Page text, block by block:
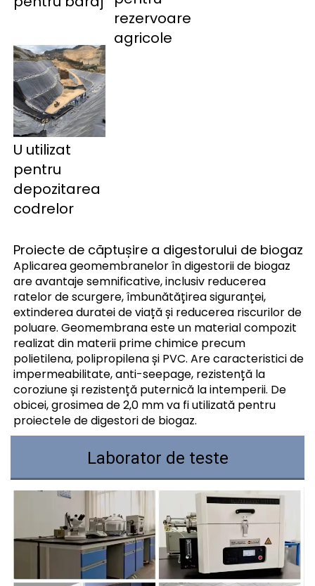
rezervoare
agricole
U utilizat
pentru
depozitarea
codrelor
Proiecte de căptușire a digestorului de biogaz
Aplicarea geomembranelor în digestorii de biogaz
are avantaje semnificative, inclusiv reducerea
ratelor de scurgere, îmbunătățirea siguranței,
extinderea duratei de viață și reducerea riscurilor de
poluare. Geomembrana este un material compozit
realizat din materii prime chimice precum
polietilena, polipropilena și PVC. Are caracteristici de
impermeabilitate, anti-seepage, rezistență la
coroziune și rezistență puternică la intemperii. De
obicei, grosimea de 2,0 mm va fi utilizată pentru
proiectele de digestori de biogaz.
Laborator de teste